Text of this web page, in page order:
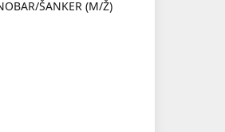
ŠANKER (M/Ž)